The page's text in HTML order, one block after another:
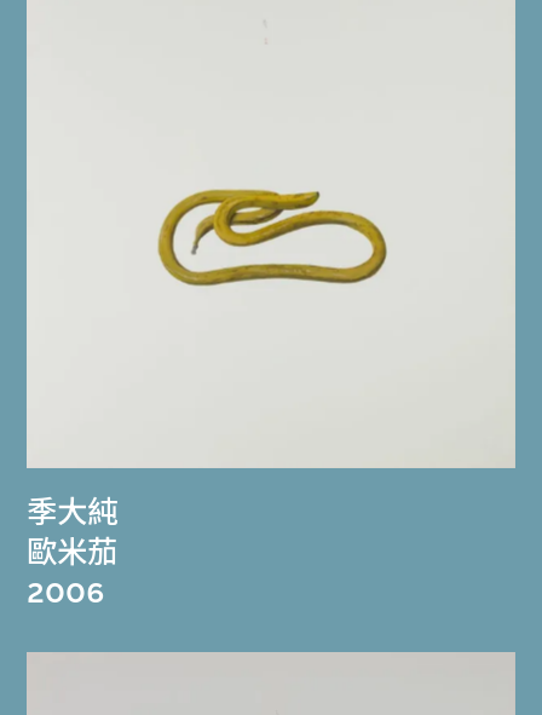
季大純
歐米茄
2006